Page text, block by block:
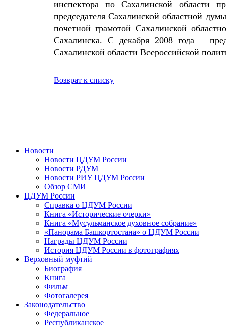
инспектора по Сахалинской области
председателя Сахалинской областной
почетной грамотой Сахалинской
Сахалинска. С декабря 2008 года –
Сахалинской области Всероссийской
Возврат к списку
Новости
Новости ЦДУМ России
Новости РДУМ
Новости РИУ ЦДУМ России
Обзор СМИ
ЦДУМ России
Справка о ЦДУМ России
Книга «Исторические очерки»
Книга «Мусульманское духовное собрание»
«Панорама Башкортостана» о ЦДУМ России
Награды ЦДУМ России
История ЦДУМ России в фотографиях
Верховный муфтий
Биография
Книга
Фильм
Фотогалерея
Законодательство
Федеральное
Республиканское